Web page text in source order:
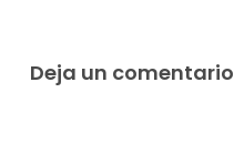
Deja un comentario